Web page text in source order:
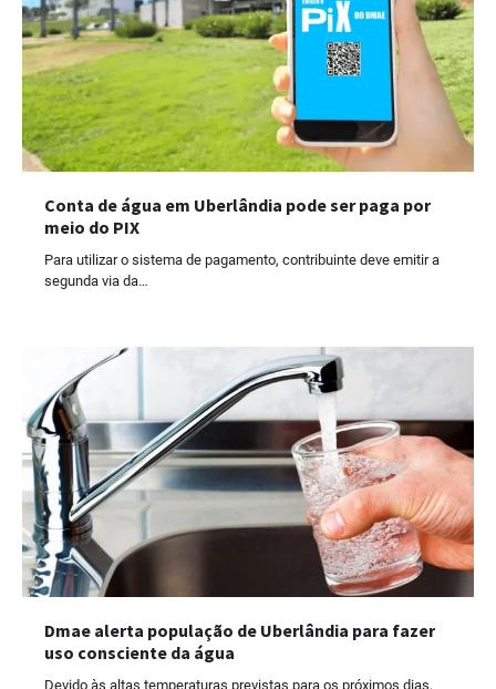
Conta de água em Uberlândia pode ser paga por
meio do PIX
Para utilizar o sistema de pagamento, contribuinte deve emitir a
segunda via da…
Dmae alerta população de Uberlândia para fazer
uso consciente da água
Devido às altas temperaturas previstas para os próximos dias,